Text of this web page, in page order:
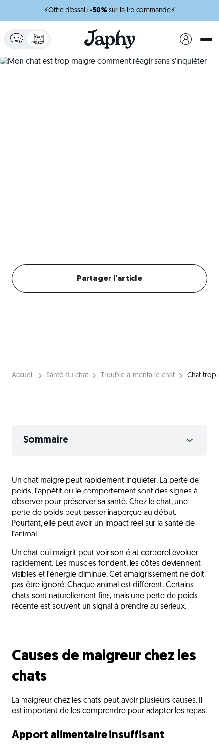
⚡Offre d'essai : -50% sur la 1re commande⚡
Partager l'article
Accueil Santé du chat Trouble alimentaire chat Chat trop
Sommaire
Signes et symptômes à surveiller
Solutions pour aider un chat à grossir
Quand consulter un vétérinaire
Retrouver l’équilibre avec amour
L'avis du vétérinaire
Questions fréquentes
Découvrez aussi
Un chat maigre peut rapidement inquiéter. La perte de
poids, l’appétit ou le comportement sont des signes à
observer pour préserver sa santé. Chez le chat, une
perte de poids peut passer inaperçue au début.
Pourtant, elle peut avoir un impact réel sur la santé de
l’animal.
Un chat qui maigrit peut voir son état corporel évoluer
rapidement. Les muscles fondent, les côtes deviennent
visibles et l’énergie diminue. Cet amaigrissement ne doit
pas être ignoré. Chaque animal est différent. Certains
chats sont naturellement fins, mais une perte de poids
récente est souvent un signal à prendre au sérieux.
Causes de maigreur chez les
chats
La maigreur chez les chats peut avoir plusieurs causes. Il
est important de les comprendre pour adapter les repas.
Apport alimentaire insuffisant